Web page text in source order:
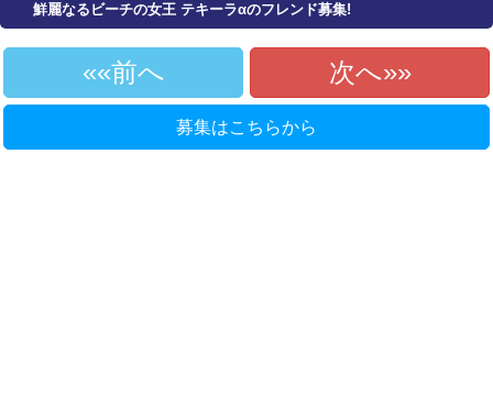
鮮麗なるビーチの女王 テキーラαのフレンド募集!
«前へ 次へ»
募集はこちらから